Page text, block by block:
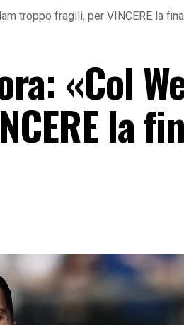
troppo fragili, per VINCERE la
«Col
la